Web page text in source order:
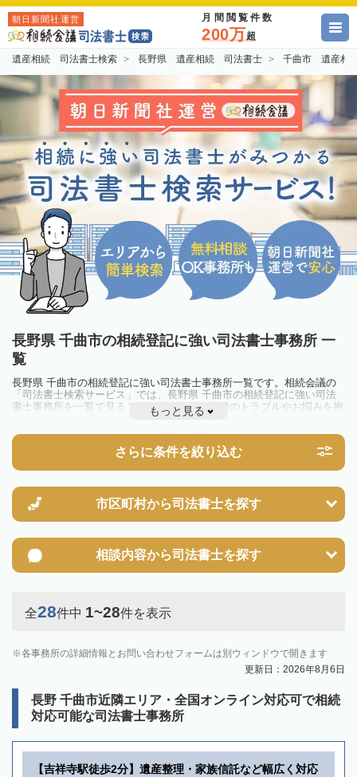
朝日新聞社運営 月間閲覧件数
200万超
遺産相続 司法書士検索 長野県 遺産相続 司法書士 千曲市 遺産相
長野県 千曲市の相続登記に強い司法書士事務所 一
覧
長野県 千曲市の相続登記に強い司法書士事務所一覧です。相続会議の
「司法書士検索サービス」では、長野県 千曲市の相続登記に強い司法
書士事務所を一覧で見ることが出来ます。相続のトラブルやお悩みを抱
えている方は一度近隣の司法書士に相談してみましょう。
不動産を相続した場合、相続を知った日から3年以内に登記しないと、
10万円以下の過料が科せられるため、速やかな手続きが必要です。義務
化前の相続も対象となるため注意しましょう。
す。その他の相続手続きも任せることが可能です。
また、義務化に伴い、相続人申告登記制度が創設されました。遺産分割
の話し合いがまとまらず登記できない場合は、この制度の活用を検討し
もっと見る
さらに条件を絞り込む
市区町村から司法書士を探す
相談内容から司法書士を探す
全28件中 1~28件を表示
各事務所の詳細情報とお問い合わせフォームは別ウィンドウで開きます
更新日：2026年8月6日
長野 千曲市近隣エリア・全国オンライン対応可で相続
対応可能な司法書士事務所
【吉祥寺駅徒歩2分】遺産整理・家族信託など幅広く対応